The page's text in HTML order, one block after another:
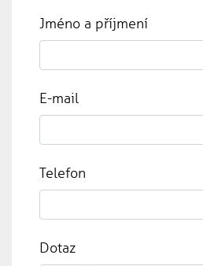
Jméno a příjmení
E-mail
Telefon
Dotaz